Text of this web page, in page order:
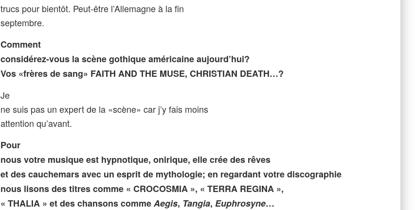
trucs pour bientôt. Peut-être l’Allemagne à la fin
septembre.
Comment
considérez-vous la scène gothique américaine aujourd’hui?
Vos «frères de sang» FAITH AND THE MUSE, CHRISTIAN DEATH…?
Je
ne suis pas un expert de la «scène» car j’y fais moins
attention qu’avant.
Pour
nous votre musique est hypnotique, onirique, elle crée des rêves
et des cauchemars avec un esprit de mythologie; en regardant votre discographie
nous lisons des titres comme « CROCOSMIA », « TERRA REGINA »,
« THALIA » et des chansons commeAegis, Tangia, Euphrosyne…